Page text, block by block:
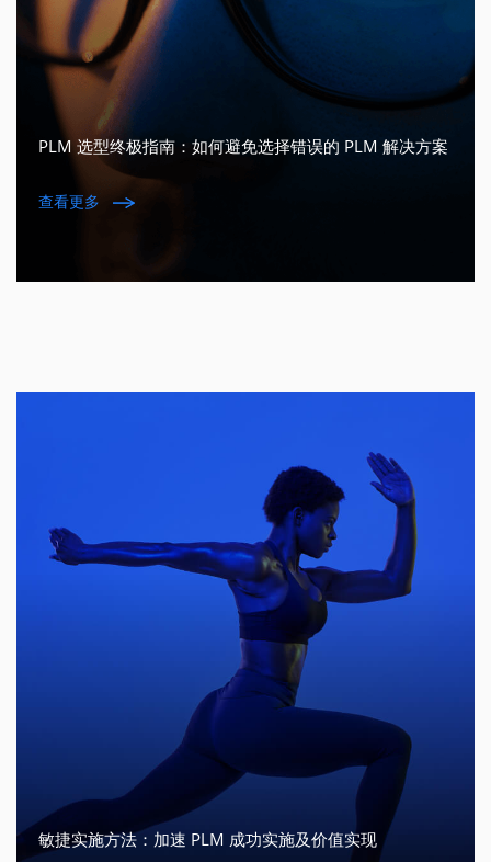
PLM 选型终极指南：如何避免选择错误的 PLM 解决方案
查看更多
敏捷实施方法：加速 PLM 成功实施及价值实现